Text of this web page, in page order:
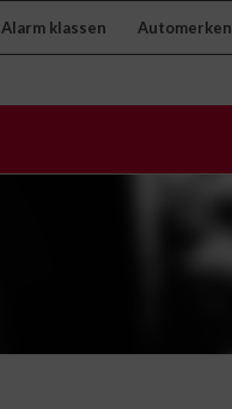
klassen Automerken